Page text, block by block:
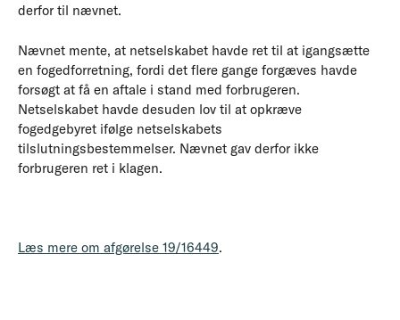
derfor til nævnet.
Nævnet mente, at netselskabet havde ret til at igangsætte
en fogedforretning, fordi det flere gange forgæves havde
forsøgt at få en aftale i stand med forbrugeren.
Netselskabet havde desuden lov til at opkræve
fogedgebyret ifølge netselskabets
tilslutningsbestemmelser. Nævnet gav derfor ikke
forbrugeren ret i klagen.
Læs mere om afgørelse 19/16449.